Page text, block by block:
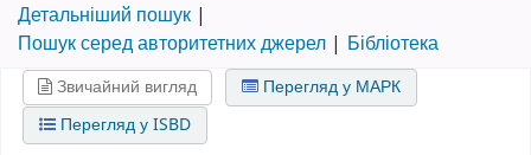
Детальніший пошук
Пошук серед авторитетних джерел
Бібліотека
Звичайний вигляд
Перегляд у МАРК
Перегляд у ISBD